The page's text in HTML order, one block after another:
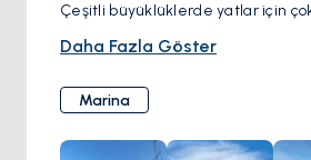
Çeşitli büyüklüklerde yatlar için
noktası.
Marina içinde yakıt istasyonu ve
Elektrik ve tatlı su bağlantıları.
Konforlu bir konaklama için duş ve
Daha Fazla Göster
Marina